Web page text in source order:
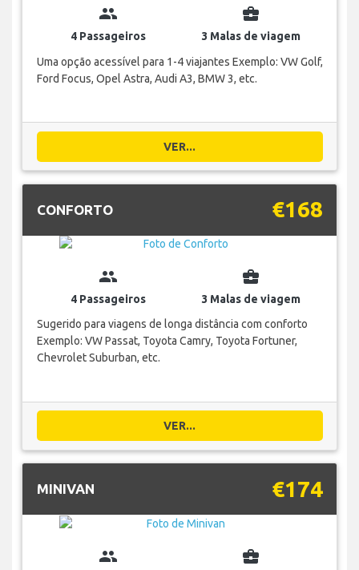
group
4 Passageiros
business_center
3 Malas de viagem
Uma opção acessível para 1-4 viajantes Exemplo: VW Golf,
Ford Focus, Opel Astra, Audi A3, BMW 3, etc.
VER...
CONFORTO €168
group
4 Passageiros
business_center
3 Malas de viagem
Sugerido para viagens de longa distância com conforto
Exemplo: VW Passat, Toyota Camry, Toyota Fortuner,
Chevrolet Suburban, etc.
VER...
MINIVAN €174
group business_center